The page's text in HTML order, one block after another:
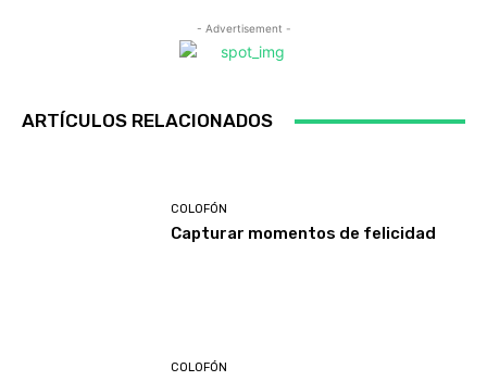
- Advertisement -
ARTÍCULOS RELACIONADOS
COLOFÓN
Capturar momentos de felicidad
COLOFÓN